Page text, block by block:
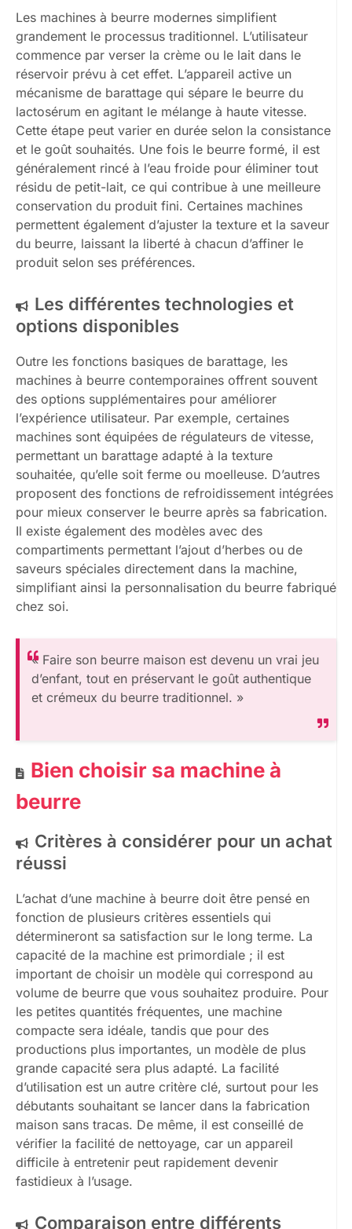
Les machines à beurre modernes simplifient
grandement le processus traditionnel. L’utilisateur
commence par verser la crème ou le lait dans le
réservoir prévu à cet effet. L’appareil active un
mécanisme de barattage qui sépare le beurre du
lactosérum en agitant le mélange à haute vitesse.
Cette étape peut varier en durée selon la consistance
et le goût souhaités. Une fois le beurre formé, il est
généralement rincé à l’eau froide pour éliminer tout
résidu de petit-lait, ce qui contribue à une meilleure
conservation du produit fini. Certaines machines
permettent également d’ajuster la texture et la saveur
du beurre, laissant la liberté à chacun d’affiner le
produit selon ses préférences.
Les différentes technologies et
options disponibles
Outre les fonctions basiques de barattage, les
machines à beurre contemporaines offrent souvent
des options supplémentaires pour améliorer
l’expérience utilisateur. Par exemple, certaines
machines sont équipées de régulateurs de vitesse,
permettant un barattage adapté à la texture
souhaitée, qu’elle soit ferme ou moelleuse. D’autres
proposent des fonctions de refroidissement intégrées
pour mieux conserver le beurre après sa fabrication.
Il existe également des modèles avec des
compartiments permettant l’ajout d’herbes ou de
saveurs spéciales directement dans la machine,
simplifiant ainsi la personnalisation du beurre fabriqué
chez soi.
« Faire son beurre maison est devenu un vrai jeu
d’enfant, tout en préservant le goût authentique
et crémeux du beurre traditionnel. »
Bien choisir sa machine à
beurre
Critères à considérer pour un achat
réussi
L’achat d’une machine à beurre doit être pensé en
fonction de plusieurs critères essentiels qui
détermineront sa satisfaction sur le long terme. La
capacité de la machine est primordiale ; il est
important de choisir un modèle qui correspond au
volume de beurre que vous souhaitez produire. Pour
les petites quantités fréquentes, une machine
compacte sera idéale, tandis que pour des
productions plus importantes, un modèle de plus
grande capacité sera plus adapté. La facilité
d’utilisation est un autre critère clé, surtout pour les
débutants souhaitant se lancer dans la fabrication
maison sans tracas. De même, il est conseillé de
vérifier la facilité de nettoyage, car un appareil
difficile à entretenir peut rapidement devenir
fastidieux à l’usage.
Comparaison entre différents